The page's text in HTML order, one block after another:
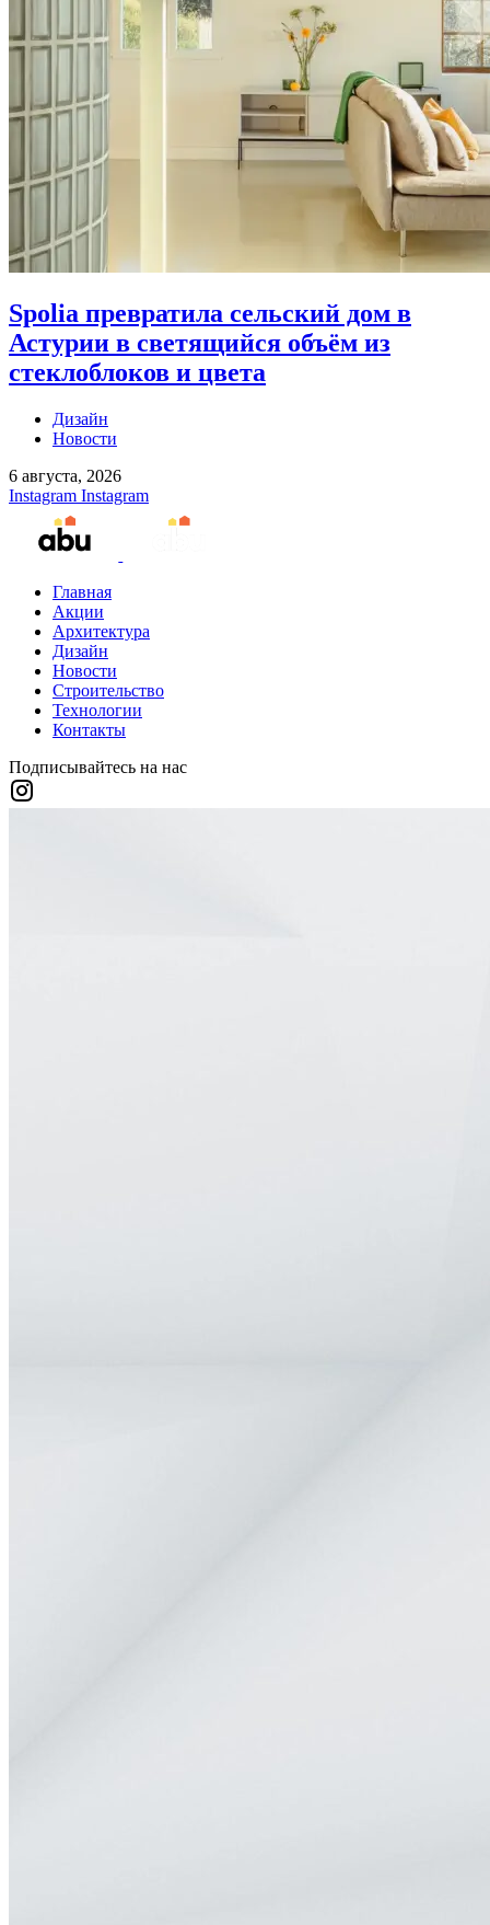
Spolia превратила сельский дом в
Астурии в светящийся объём из
стеклоблоков и цвета
Дизайн
Новости
6 августа, 2026
Instagram Instagram
Главная
Акции
Архитектура
Дизайн
Новости
Строительство
Технологии
Контакты
Подписывайтесь на нас